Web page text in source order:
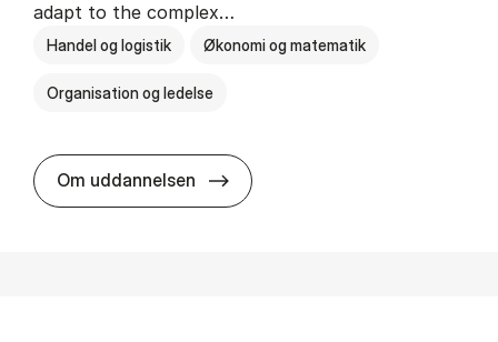
adapt to the complex…
Handel og logistik Økonomi og matematik
Organisation og ledelse
Om uddannelsen BSc in In­ter­na­tion­al Busi­ness